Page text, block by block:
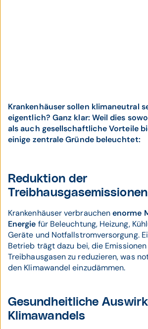
Krankenhäuser sollen klimaneutral
eigentlich? Ganz klar: Weil dies
als auch gesellschaftliche Vorteile
einige zentrale Gründe beleuchtet:
Reduktion der
Treibhausgasemissionen
Krankenhäuser verbrauchenenorme
Energie für Beleuchtung, Heizung,
Geräte und Notfallstromversorgung.
Betrieb trägt dazu bei, die Emissionen
Treibhausgasen zu reduzieren, was
den Klimawandel einzudämmen.
Gesundheitliche
Klimawandels